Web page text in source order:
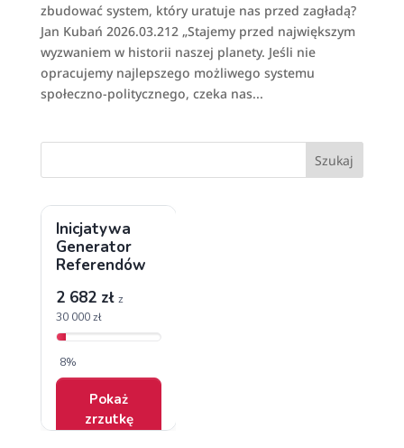
zbudować system, który uratuje nas przed zagładą?
Jan Kubań 2026.03.212 „Stajemy przed największym
wyzwaniem w historii naszej planety. Jeśli nie
opracujemy najlepszego możliwego systemu
społeczno-politycznego, czeka nas...
Szukaj